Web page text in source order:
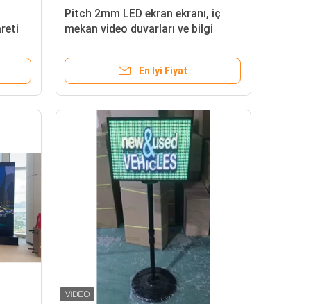
Pitch 2mm LED ekran ekranı, iç
mekan video duvarları ve bilgi
640x640mm boyutlu bir kutuya
En Iyi Fiyat